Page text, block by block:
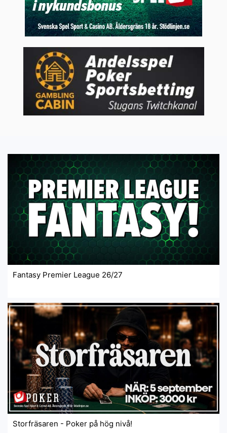
Fantasy Premier League 26/27
Storfräsaren - Poker på hög nivå!